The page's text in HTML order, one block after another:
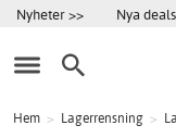
Nyheter >> Nya
Hem > Lagerrensning >